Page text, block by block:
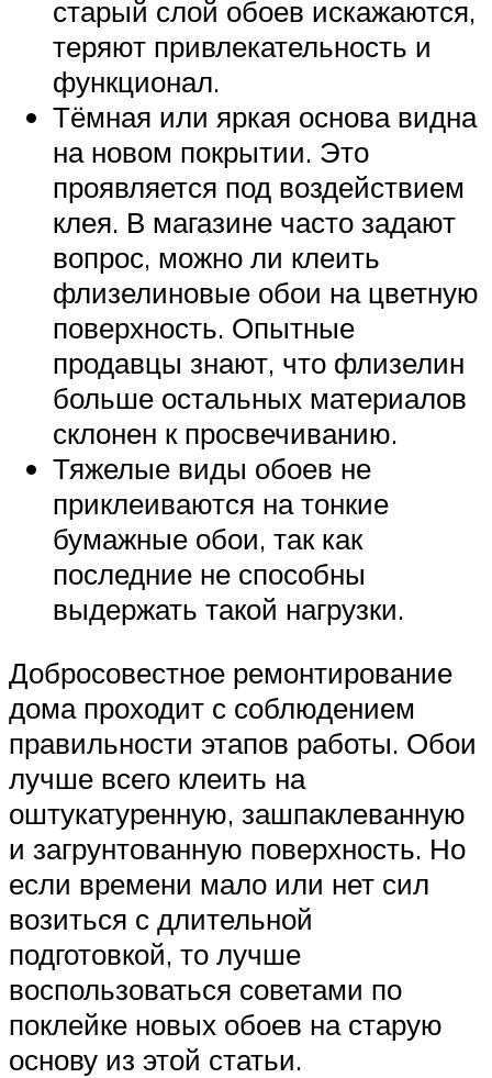
старый слой обоев искажаются,
теряют привлекательность и
функционал.
Тёмная или яркая основа видна
на новом покрытии. Это
проявляется под воздействием
клея. В магазине часто задают
вопрос, можно ли клеить
флизелиновые обои на цветную
поверхность. Опытные
продавцы знают, что флизелин
больше остальных материалов
склонен к просвечиванию.
Тяжелые виды обоев не
приклеиваются на тонкие
бумажные обои, так как
последние не способны
выдержать такой нагрузки.
Добросовестное ремонтирование
дома проходит с соблюдением
правильности этапов работы. Обои
лучше всего клеить на
оштукатуренную, зашпаклеванную
и загрунтованную поверхность. Но
если времени мало или нет сил
возиться с длительной
подготовкой, то лучше
воспользоваться советами по
поклейке новых обоев на старую
основу из этой статьи.